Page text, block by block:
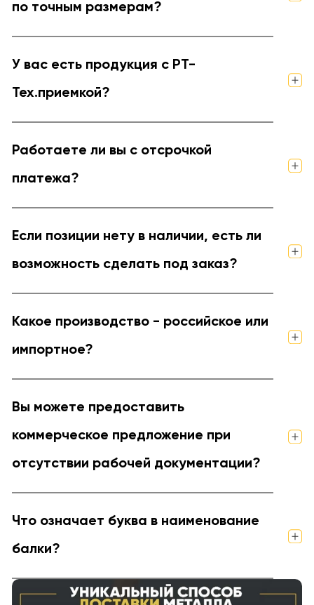
по точным размерам?
У вас есть продукция с РТ-
Тех.приемкой?
Работаете ли вы с отсрочкой
платежа?
Если позиции нету в наличии, есть ли
возможность сделать под заказ?
Какое производство - российское или
импортное?
Вы можете предоставить
коммерческое предложение при
отсутствии рабочей документации?
Что означает буква в наименование
балки?